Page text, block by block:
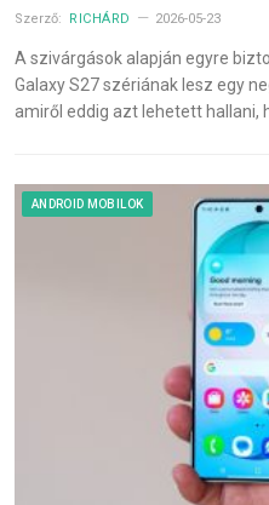
Szerző: RICHÁRD 2026-05-23
A szivárgások alapján egyre
Galaxy S27 szériának lesz egy
amiről eddig azt lehetett hallani,
ANDROID MOBILOK